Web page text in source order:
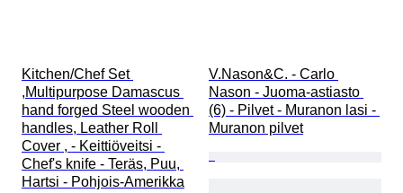
Kitchen/Chef Set
,Multipurpose Damascus
hand forged Steel wooden
handles, Leather Roll
Cover , - Keittiöveitsi -
Chef's knife - Teräs, Puu,
Hartsi - Pohjois-Amerikka
V.Nason&C. - Carlo
Nason - Juoma-astiasto
(6) - Pilvet - Muranon lasi -
Muranon pilvet